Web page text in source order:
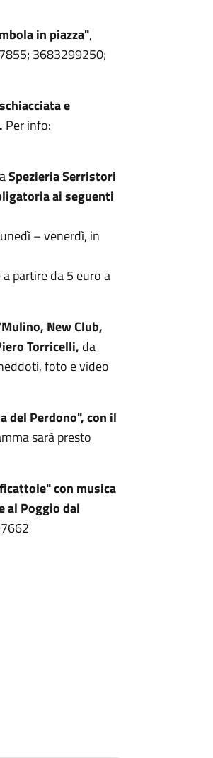
in piazza",
3683299250;
e
Per info:
Spezieria Serristori
ai seguenti
– venerdì, in
partire da 5 euro a
New Club,
Torricelli, da
foto e video
del Perdono", con il
sarà presto
con musica
al Poggio dal